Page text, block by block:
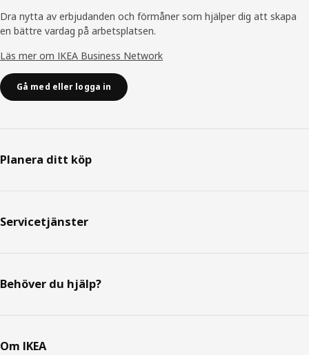
Dra nytta av erbjudanden och förmåner som hjälper dig att skapa
en bättre vardag på arbetsplatsen.
Läs mer om IKEA Business Network
Gå med eller logga in
Planera ditt köp
Servicetjänster
Behöver du hjälp?
Om IKEA